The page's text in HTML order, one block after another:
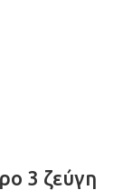
3 ζεύγη